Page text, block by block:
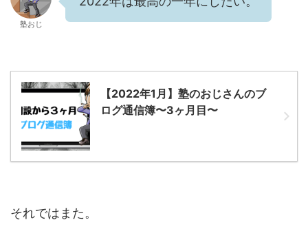
塾おじ
【2022年1月】塾のおじさんのブ
ログ通信簿〜3ヶ月目〜
それではまた。